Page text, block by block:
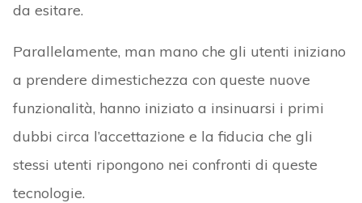
da esitare.
Parallelamente, man mano che gli utenti iniziano
a prendere dimestichezza con queste nuove
funzionalità, hanno iniziato a insinuarsi i primi
dubbi circa l’accettazione e la fiducia che gli
stessi utenti ripongono nei confronti di queste
tecnologie.